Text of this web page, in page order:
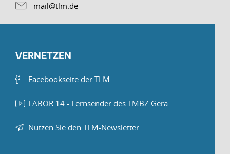
mail@tlm.de
VERNETZEN
Facebookseite der TLM
LABOR 14 - Lernsender des TMBZ Gera
Nutzen Sie den TLM-Newsletter